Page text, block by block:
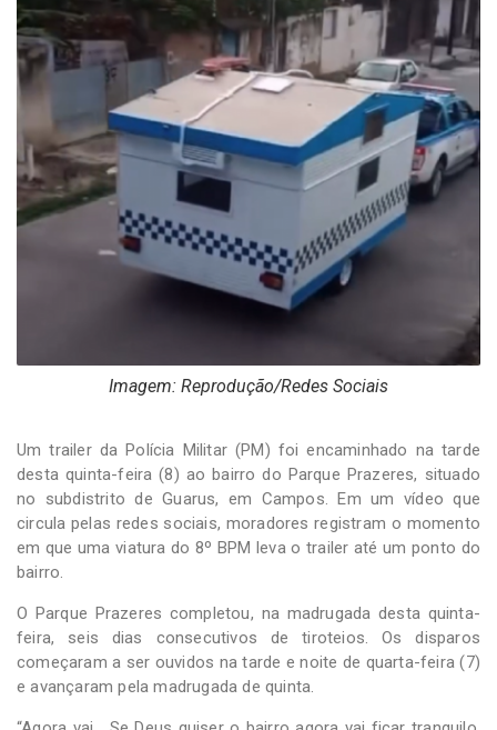
Desenvolvido
por
Hesea
Tecnologia
Imagem: Reprodução/Redes Sociais
Um trailer da Polícia Militar (PM) foi encaminhado na tarde
desta quinta-feira (8) ao bairro do Parque Prazeres, situado
no subdistrito de Guarus, em Campos. Em um vídeo que
circula pelas redes sociais, moradores registram o momento
em que uma viatura do 8º BPM leva o trailer até um ponto do
bairro.
O Parque Prazeres completou, na madrugada desta quinta-
feira, seis dias consecutivos de tiroteios. Os disparos
começaram a ser ouvidos na tarde e noite de quarta-feira (7)
e avançaram pela madrugada de quinta.